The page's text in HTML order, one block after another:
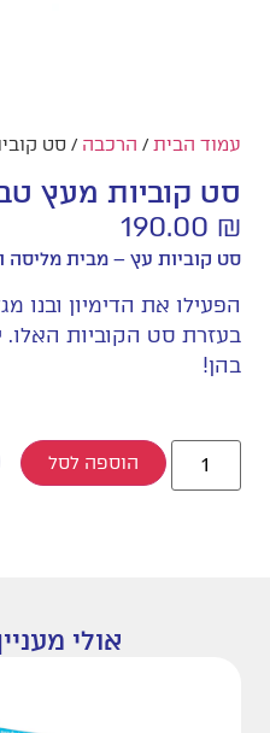
עמוד הבית/ הרכבה / סט קוביות
סט קוביות מעץ טבעי 27
190.00 ₪
סט קוביות עץ – מבית מליסה
הפעילו את הדימיון ובנו
בעזרת סט הקוביות
בהן!
הוספה לסל
אולי